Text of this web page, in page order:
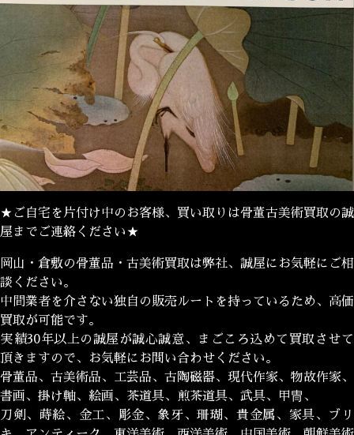
★ご自宅を片付け中のお客様、買い取りは骨董古美術買取の誠
屋までご連絡ください★
岡山・倉敷の骨董品・古美術買取は弊社、誠屋にお気軽にご相
談ください。
中間業者を介さない独自の販売ルートを持っているため、高価
買取が可能です。
実績30年以上の誠屋が誠心誠意、まごころ込めて買取させて
頂きますので、お気軽にお問い合わせください。
骨董品、古美術品、工芸品、古陶磁器、現代作家、物故作家、
書画、掛け軸、絵画、茶道具、煎茶道具、武具、甲冑、
刀剣、蒔絵、金工、彫金、象牙、珊瑚、貴金属、家具、ブリ